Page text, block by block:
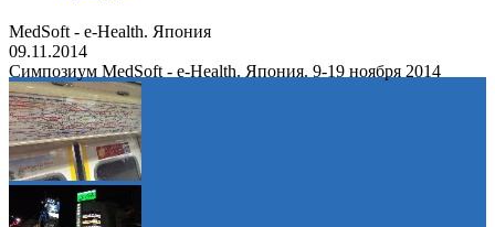
MedSoft - e-Health. Япония
09.11.2014
Симпозиум MedSoft - e-Health. Япония. 9-19 ноября 2014